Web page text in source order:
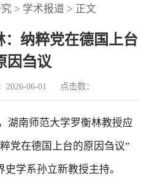
> 学术报道 > 正文
：纳粹党在德国上台
因刍议
2026-06-01 点击数：
湖南师范大学罗衡林教授应
党在德国上台的原因刍议”
学系孙立新教授主持。